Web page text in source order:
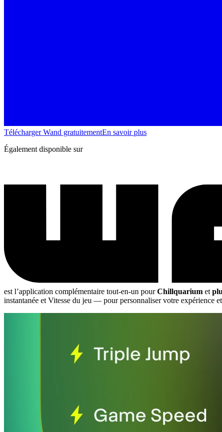
Télécharger Wand gratuitementEn savoir plus
Également disponible sur
est l’application complémentaire tout-en-un pourChillquarium et
instantanée et Vitesse du jeu — pour personnaliser votre expérience